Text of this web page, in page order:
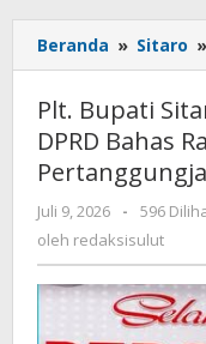
Beranda » Sitaro »
Plt. Bupati
DPRD Bahas
Juli 9, 2026
oleh
-
596
oleh redaksisulut